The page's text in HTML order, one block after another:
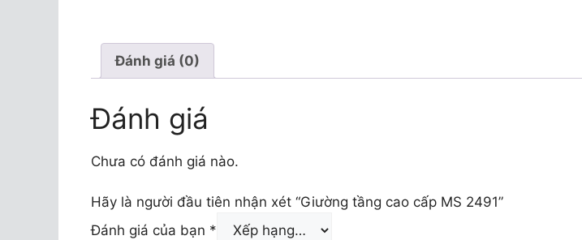
Đánh giá (0)
Đánh giá
Chưa có đánh giá nào.
Hãy là người đầu tiên nhận xét “Giường tầng cao cấp MS 2491”
Đánh giá của bạn *